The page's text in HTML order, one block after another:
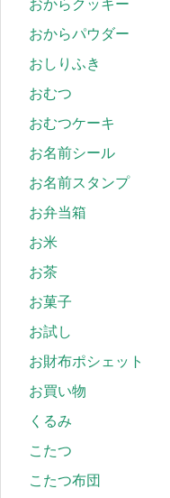
おからクッキー
おからパウダー
おしりふき
おむつ
おむつケーキ
お名前シール
お名前スタンプ
お弁当箱
お米
お茶
お菓子
お試し
お財布ポシェット
お買い物
くるみ
こたつ
こたつ布団